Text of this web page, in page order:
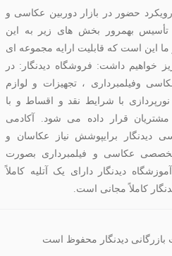
دیدنگار در سال 1389 با رویکرد حضور در بازار دوربین عکاسی و
تأسیس بهمرور بخش های زیر به این
این است که قابلیت ارایه مجموعه ای
خواهیم داشت: فروشگاه دیدنگار: در
وفیلمبرداری ، تجهیزات و لوازم
با شرایط نقد و اقساط و با
مشتریان قرار داده می شود. آکادمی
دیدنگار برایپوشش نیاز عکاسان و
تخصصی عکاسی و فیلمبرداری بصورت
دیدنگار دارای یک آتلیه کاملاً
کاملاً مجانی است.
دیدنگار محفوظ است